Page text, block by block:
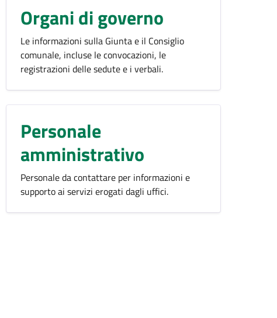
Organi di governo
Le informazioni sulla Giunta e il Consiglio
comunale, incluse le convocazioni, le
registrazioni delle sedute e i verbali.
Personale
amministrativo
Personale da contattare per informazioni e
supporto ai servizi erogati dagli uffici.